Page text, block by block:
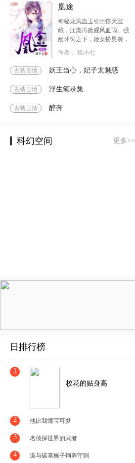
凰途
神秘龙凤血玉引出惊天宝
藏，江湖再掀腥风血雨。强
敌环饲之下，她女扮男装，
韬光养晦，步步为营。潜伏
十七年，只为报仇雪恨。当
尘埃落定，她一袭红妆，风
华绝代，他却强势宣布：云
陌，你是我的女人！
作者： 瑶小七
古装言情 妖王当心，妃子太魅惑
古装言情 浮生笔录集
古装言情 醉奔
科幻空间 更多>>
日排行榜
1
校花的贴身高
2 他比我懂宝可梦
3 名侦探世界的武者
4 道与碳基猴子饲养守则